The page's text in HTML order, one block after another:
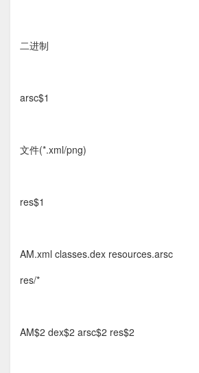
二进制
arsc$1
文件(*.xml/png)
res$1
AM.xml classes.dex resources.arsc
res/*
AM$2 dex$2 arsc$2 res$2